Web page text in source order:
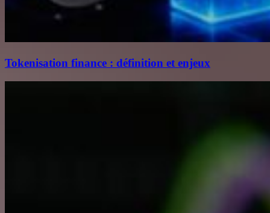
Tokenisation finance : définition et enjeux